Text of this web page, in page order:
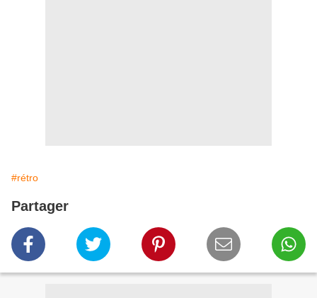
#rétro
Partager